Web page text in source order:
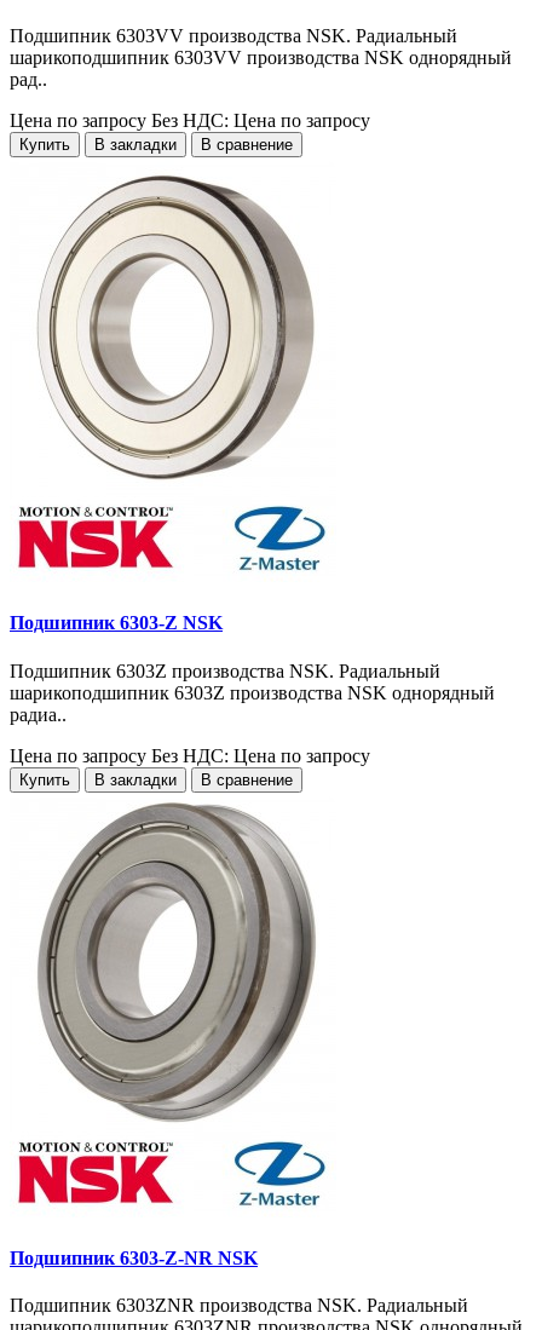
Подшипник 6303VV производства NSK. Радиальный
шарикоподшипник 6303VV производства NSK однорядный
рад..
Цена по запросу Без НДС: Цена по запросу
Купить В закладки В сравнение
Подшипник 6303-Z NSK
Подшипник 6303Z производства NSK. Радиальный
шарикоподшипник 6303Z производства NSK однорядный
радиа..
Цена по запросу Без НДС: Цена по запросу
Купить В закладки В сравнение
Подшипник 6303-Z-NR NSK
Подшипник 6303ZNR производства NSK. Радиальный